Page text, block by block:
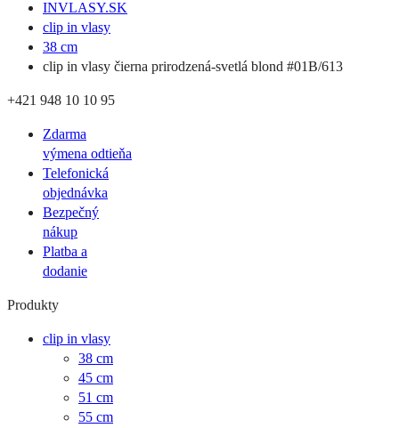
INVLASY.SK
clip in vlasy
38 cm
clip in vlasy čierna prirodzená-svetlá blond #01B/613
+421 948 10 10 95
Zdarma
výmena odtieňa
Telefonická
objednávka
Bezpečný
nákup
Platba a
dodanie
Produkty
clip in vlasy
38 cm
45 cm
51 cm
55 cm